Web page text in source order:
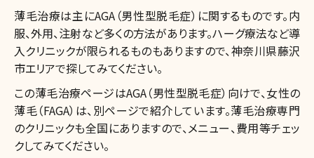
薄毛治療は主にAGA（男性型脱毛症）に関するものです。内
服、外用、注射など多くの方法があります。ハーグ療法など導
入クリニックが限られるものもありますので、神奈川県藤沢
市エリアで探してみてください。
この薄毛治療ページはAGA（男性型脱毛症）向けで、女性の
薄毛（FAGA）は、別ページで紹介しています。薄毛治療専門
のクリニックも全国にありますので、メニュー、費用等チェッ
クしてみてください。